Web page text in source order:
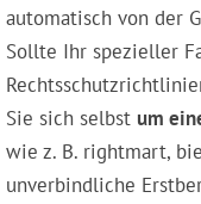
automatisch von der
Sollte Ihr spezieller
Sie sich selbst um
wie z. B. rightmart,
unverbindliche